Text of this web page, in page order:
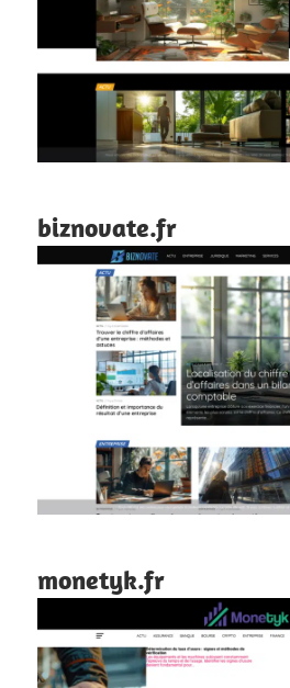
biznovate.fr
monetyk.fr